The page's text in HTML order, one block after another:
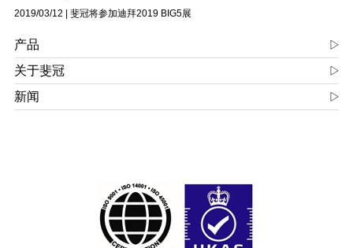
2019/03/12
斐冠将参加迪拜2019 BIG5展
产品
关于斐冠
新闻